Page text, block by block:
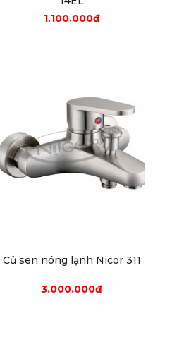
1.100.000đ
Củ sen nóng lạnh Nicor 311
3.000.000đ